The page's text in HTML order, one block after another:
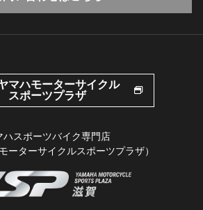
マハモーターサイクル
スポーツプラザ
ハスポーツバイク専門店
ーターサイクルスポーツプラザ）